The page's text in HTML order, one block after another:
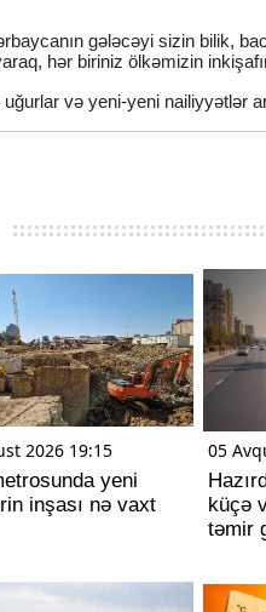
gələcəyi sizin bilik,
hər biriniz ölkəmizin
və yeni-yeni nailiyyətlər
2026 19:15
yeni
inşası nə vaxt
05
küçə
təmir